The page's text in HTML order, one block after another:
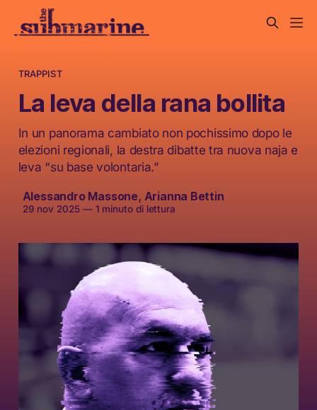
TRAPPIST
La leva della rana bollita
In un panorama cambiato non pochissimo dopo le
elezioni regionali, la destra dibatte tra nuova naja e
leva “su base volontaria.”
Alessandro Massone, Arianna Bettin
29 nov 2025 —1 minuto di lettura